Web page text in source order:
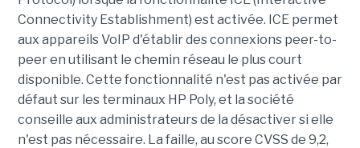
Connectivity Establishment) est activée. ICE permet
aux appareils VoIP d'établir des connexions peer-to-
peer en utilisant le chemin réseau le plus court
disponible. Cette fonctionnalité n'est pas activée par
défaut sur les terminaux HP Poly, et la société
conseille aux administrateurs de la désactiver si elle
n'est pas nécessaire. La faille, au score CVSS de 9,2,